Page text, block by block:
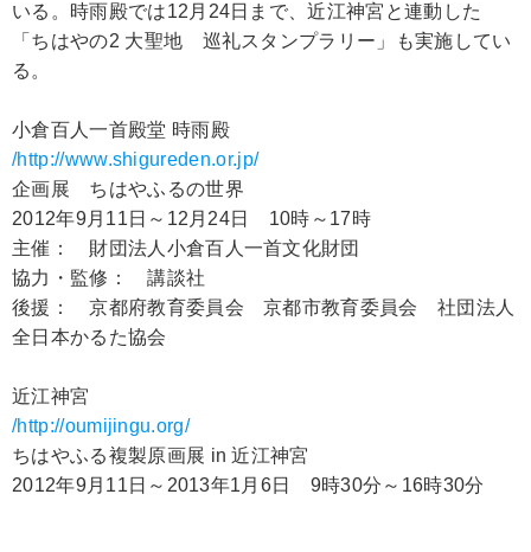
いる。時雨殿では12月24日まで、近江神宮と連動した
「ちはやの2 大聖地 巡礼スタンプラリー」も実施してい
る。
小倉百人一首殿堂 時雨殿
/http://www.shigureden.or.jp/
企画展 ちはやふるの世界
2012年9月11日～12月24日 10時～17時
主催： 財団法人小倉百人一首文化財団
協力・監修： 講談社
後援： 京都府教育委員会 京都市教育委員会 社団法人
全日本かるた協会
近江神宮
/http://oumijingu.org/
ちはやふる複製原画展 in 近江神宮
2012年9月11日～2013年1月6日 9時30分～16時30分